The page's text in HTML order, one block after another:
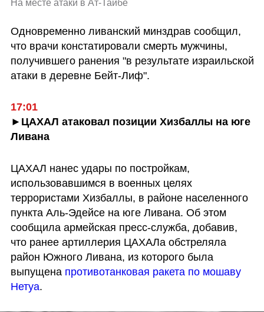
На месте атаки в Ат-Тайбе
Одновременно ливанский минздрав сообщил,
что врачи констатировали смерть мужчины,
получившего ранения "в результате израильской
атаки в деревне Бейт-Лиф".
17:01
►ЦАХАЛ атаковал позиции Хизбаллы на юге
Ливана
ЦАХАЛ нанес удары по постройкам,
использовавшимся в военных целях
террористами Хизбаллы, в районе населенного
пункта Аль-Эдейсе на юге Ливана. Об этом
сообщила армейская пресс-служба, добавив,
что ранее артиллерия ЦАХАЛа обстреляла
район Южного Ливана, из которого была
выпущена противотанковая ракета по мошаву
Нетуа.